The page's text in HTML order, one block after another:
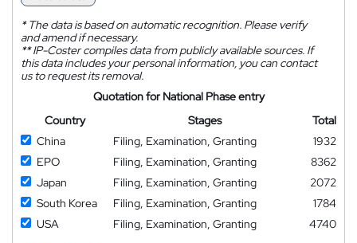
*The data is based on automatic recognition. Please verify
and amend if necessary.
**IP-Coster compiles data from publicly available sources. If
this data includes your personal information, you can contact
us to request its removal.
Quotation for National Phase entry
Country
Stages
Total
China
Filing, Examination, Granting
1932
EPO
Filing, Examination, Granting
8362
Japan
Filing, Examination, Granting
2072
South Korea
Filing, Examination, Granting
1784
USA
Filing, Examination, Granting
4740